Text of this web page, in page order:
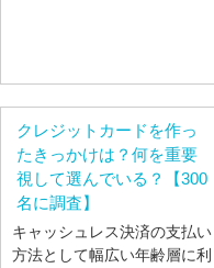
クレジットカードを作っ
たきっかけは？何を重要
視して選んでいる？【300
名に調査】
キャッシュレス決済の支払い
方法として幅広い年齢層に利